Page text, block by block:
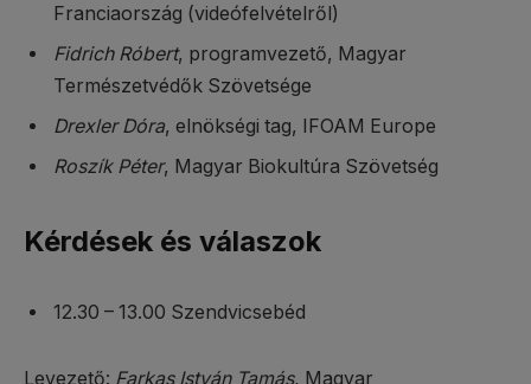
Franciaország (videófelvételről)
Fidrich Róbert, programvezető, Magyar
Természetvédők Szövetsége
Drexler Dóra, elnökségi tag, IFOAM Europe
Roszík Péter, Magyar Biokultúra Szövetség
Kérdések és válaszok
12.30 – 13.00 Szendvicsebéd
Levezető: Farkas István Tamás, Magyar